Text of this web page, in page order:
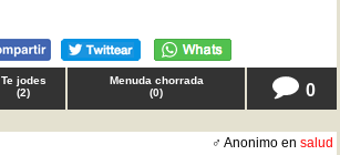
Te jodes
(2)
Menuda chorrada
(0) 0
♂ Anonimo en salud